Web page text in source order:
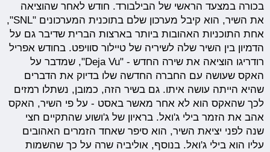
בכורה במצעד הראשי של הבילבורד. חודש לאחר שהוציאה
את השיר, הוא קיבל מערכון שלם בתוכנית המערכונים "SNL",
אחת התוכניות האהובות ביותר בארצות הברית שדיבר גם על
הדמיון בין השיר שלה לשיריה של טיילור סוויפט. בחודש אפריל
רודריגו הוציאה את שירה החדש - "Deja Vu", שמדבר על
האקס שעושה עם החברה החדשה שלו בדיוק את הדברים
שהיא הייתה עושה איתו. גם בשיר הזה, כמובן, נשתלו רמזים
לכך שהאקס הוא לא אחר מאשר באסט - על פי השיר, האקס
אהב את הזמר בילי ג'ואל. בראיון של ג'ושוע שהתקיים חצי
שנה לפני יציאת השיר, הוא סיפר שאחד הזמרים האהובים
עליו הוא בילי ג'ואל. בנוסף, אוליביה שרה על כך שהשמות